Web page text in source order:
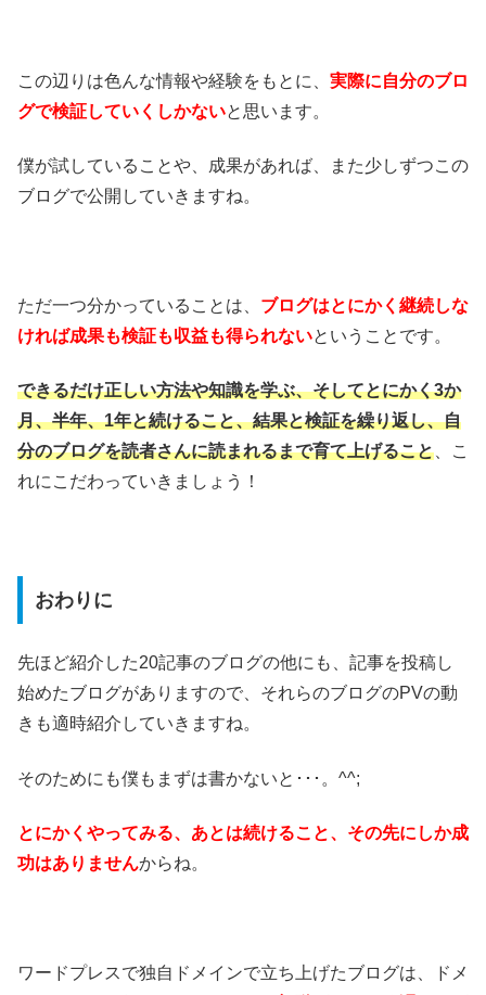
この辺りは色んな情報や経験をもとに、 実際に自分のブロ
グで検証していくしかないと思います。
僕が試していることや、成果があれば、また少しずつこの
ブログで公開していきますね。
ただ一つ分かっていることは、 ブログはとにかく継続しな
ければ成果も検証も収益も得られないということです。
できるだけ正しい方法や知識を学ぶ、そしてとにかく3か
月、半年、1年と続けること、結果と検証を繰り返し、自
分のブログを読者さんに読まれるまで育て上げること 、こ
れにこだわっていきましょう！
おわりに
先ほど紹介した20記事のブログの他にも、記事を投稿し
始めたブログがありますので、それらのブログのPVの動
きも適時紹介していきますね。
そのためにも僕もまずは書かないと･･･。^^;
とにかくやってみる、あとは続けること、その先にしか成
功はありませんからね。
ワードプレスで独自ドメインで立ち上げたブログは、ドメ